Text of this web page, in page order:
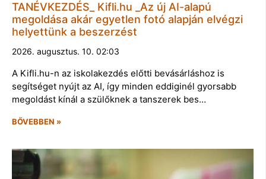
TANÉVKEZDÉS_ Kifli.hu _Az új AI-alapú
megoldása akár egyetlen fotó alapján elvégzi
helyettünk a beszerzést
2026. augusztus. 10. 02:03
A Kifli.hu-n az iskolakezdés előtti bevásárláshoz is
segítséget nyújt az AI, így minden eddiginél gyorsabb
megoldást kínál a szülőknek a tanszerek bes…
BŐVEBBEN »